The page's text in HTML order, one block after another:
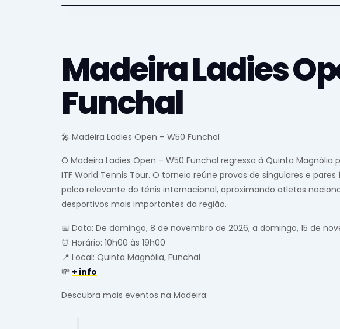
Madeira Ladies
Funchal
🎤 Madeira Ladies Open – W50 Funchal
O Madeira Ladies Open – W50 Funchal regressa à Quinta Magnólia
ITF World Tennis Tour. O torneio reúne provas de singulares e
palco relevante do ténis internacional, aproximando atletas
desportivos mais importantes da região.
📅 Data: De domingo, 8 de novembro de 2026, a domingo, 15 de
⏰ Horário: 10h00 às 19h00
📍 Local: Quinta Magnólia, Funchal
💸 + info
Descubra mais eventos na Madeira: